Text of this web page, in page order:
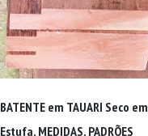
BATENTE em TAUARI Seco em
Estufa, MEDIDAS, PADRÕES